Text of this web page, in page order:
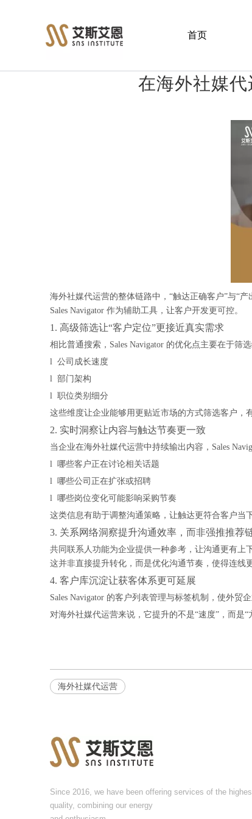
首页
在海外社媒代
海外社媒代运营的整体链路中，“触达正确客户”与“
Sales Navigator 作为辅助工具，让客户开发更可控。
1. 高级筛选让“客户定位”更接近真实需求
相比普通搜索，Sales Navigator 的优化点主要在于筛
l 公司成长速度
l 部门架构
l 职位类别细分
这些维度让企业能够用更贴近市场的方式筛选客户，
2. 实时洞察让内容与触达节奏更一致
当企业在海外社媒代运营中持续输出内容，Sales
l 哪些客户正在讨论相关话题
l 哪些公司正在扩张或招聘
l 哪些岗位变化可能影响采购节奏
这类信息有助于调整沟通策略，让触达更符合客户当
3. 关系网络洞察提升沟通效率，而非强推推荐
共同联系人功能为企业提供一种参考，让沟通更有上下
这并非直接提升转化，而是优化沟通节奏，使得连线
4. 客户库沉淀让获客体系更可延展
Sales Navigator 的客户列表管理与标签机制，使外贸
对海外社媒代运营来说，它提升的不是“速度”，而是“
海外社媒代运营
Since 2016, we have been offering services of the
quality, combining our energy